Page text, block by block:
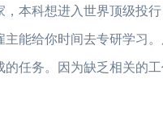
科想进入世界顶级投行
主能给你时间去专研学习
任务。因为缺乏相关的